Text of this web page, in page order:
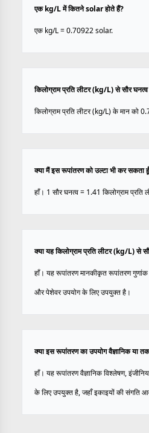
एक kg/L में कितने solar होते हैं?
एक kg/L = 0.70922 solar.
किलोग्राम प्रति लीटर (kg/L) से सौर
किलोग्राम प्रति लीटर (kg/L) के मान को
क्या मैं इस रूपांतरण को उल्टा भी कर सकता
हाँ। 1 सौर घनत्व = 1.41 किलोग्राम प्रति
क्या यह किलोग्राम प्रति लीटर (kg/L) से
हाँ। यह रूपांतरण मानकीकृत रूपांतरण
और पेशेवर उपयोग के लिए उपयुक्त है।
क्या इस रूपांतरण का उपयोग वैज्ञानिक या
हाँ। यह रूपांतरण वैज्ञानिक विश्लेषण,
के लिए उपयुक्त है, जहाँ इकाइयों की संगति